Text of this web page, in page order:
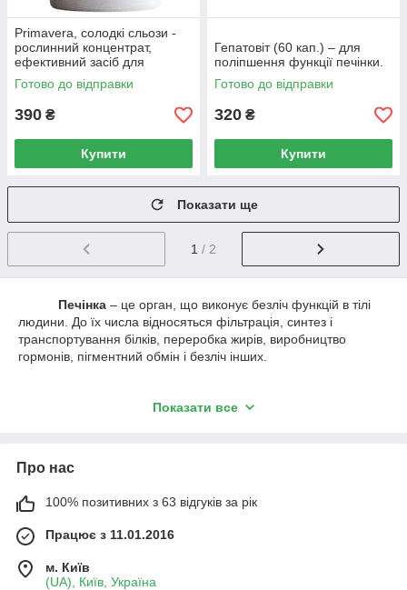
Primavera, солодкі сльози -
рослинний концентрат,
ефективний засіб для
розчинення каменів у нирках,
жовчному міхурі.
Готово до відправки
390 ₴
Купити
Гепатовіт (60 кап.) – для
поліпшення функції печінки.
Готово до відправки
320 ₴
Купити
Показати ще
1 / 2
Печінка – це орган, що виконує безліч функцій в тілі
людини. До їх числа відносяться фільтрація, синтез і
транспортування білків, переробка жирів, виробництво
гормонів, пігментний обмін і безліч інших.
У разі порушення роботи цього органу або погіршення
препарати для печінки.Замовити їх за вигідною ціною з
Показати все
Про нас
100% позитивних з 63 відгуків за рік
Працює з 11.01.2016
м. Київ
(UA), Київ, Україна